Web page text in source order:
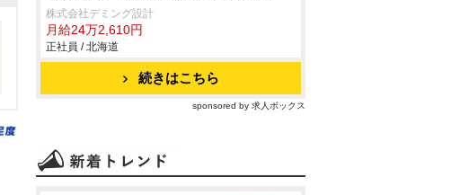
株式会社デミング設計
月給24万2,610円
正社員 / 北海道
続きはこちら
sponsored by 求人ボックス